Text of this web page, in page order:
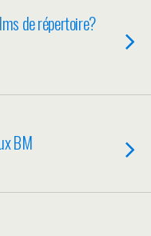
de répertoire?
BM